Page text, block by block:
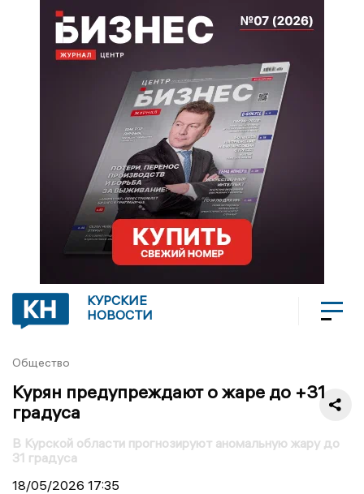
КУРСКИЕ
НОВОСТИ
Общество
Курян предупреждают о жаре до +31
градуса
В Курской области прогнозируют аномальную жару до
31 градуса
18/05/2026 17:35